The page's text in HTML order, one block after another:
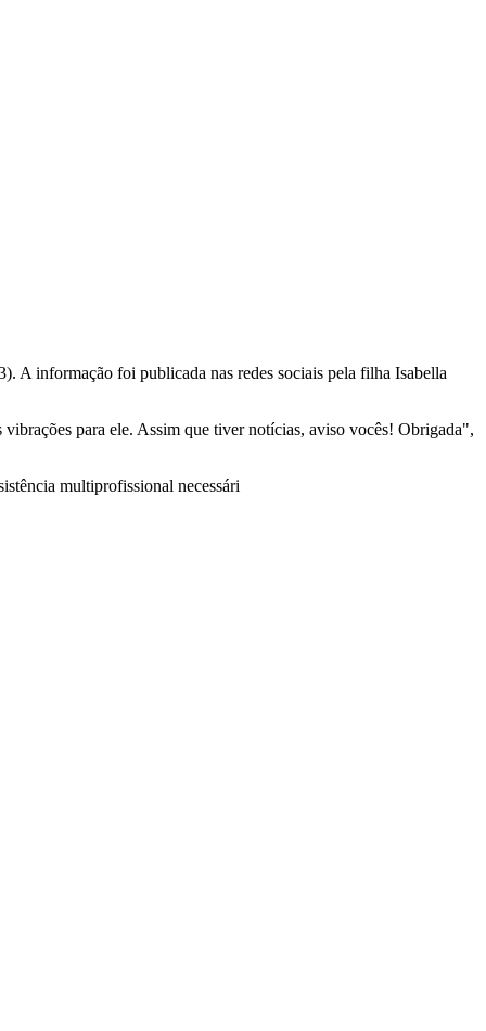
A informação foi publicada nas redes sociais pela filha Isabella
para ele. Assim que tiver notícias, aviso vocês! Obrigada",
multiprofissional necessári